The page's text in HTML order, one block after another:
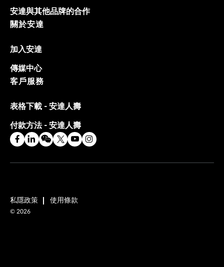
安達與其他品牌的合作
關於安達
加入安達
傳媒中心
客戶服務
表格下載 - 安達人壽
付款方法 - 安達人壽
私隱政策 使用條款
© 2026